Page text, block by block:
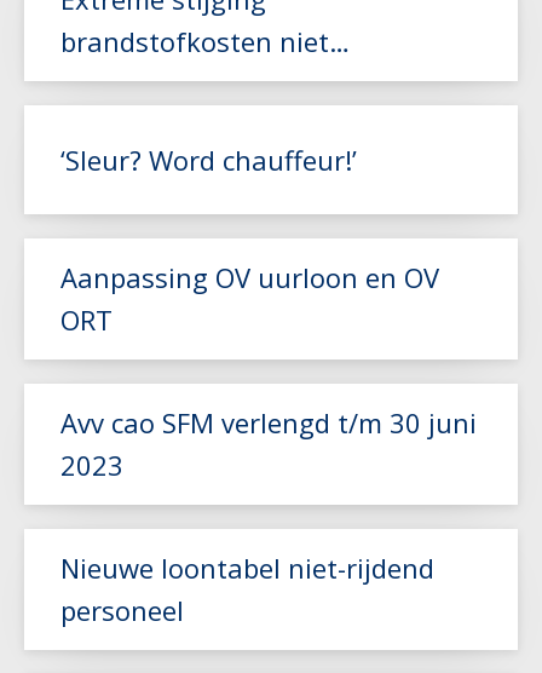
Lees meer
brandstofkosten niet
gecompenseerd door NEA-index
Lees meer
‘Sleur? Word chauffeur!’
Aanpassing OV uurloon en OV
ORT
Avv cao SFM verlengd t/m 30 juni
2023
Nieuwe loontabel niet-rijdend
personeel